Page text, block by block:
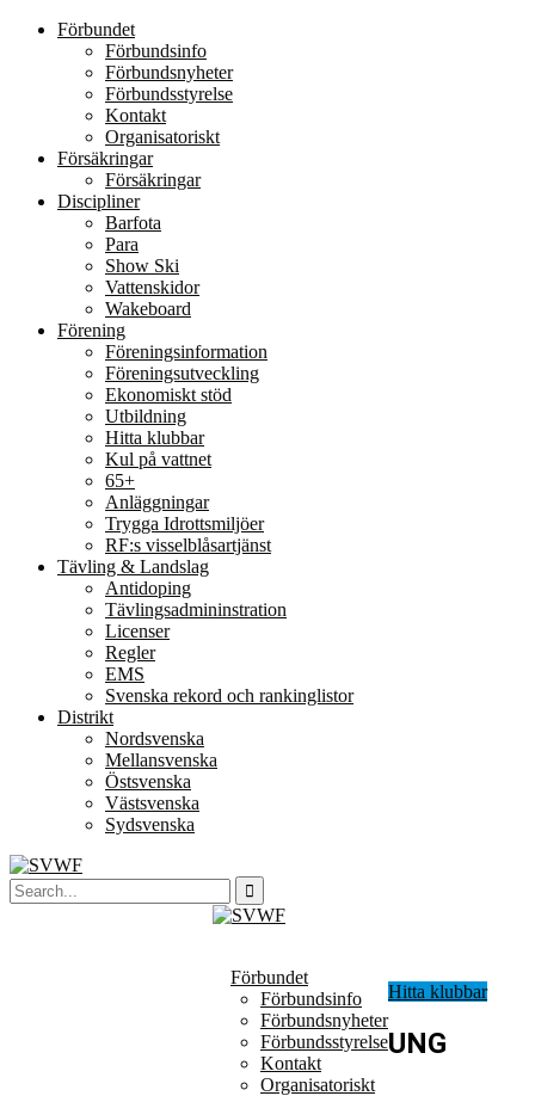
Förbundet
Förbundsinfo
Förbundsnyheter
Förbundsstyrelse
Kontakt
Organisatoriskt
Försäkringar
Försäkringar
Discipliner
Barfota
Para
Show Ski
Vattenskidor
Wakeboard
Förening
Föreningsinformation
Föreningsutveckling
Ekonomiskt stöd
Utbildning
Hitta klubbar
Kul på vattnet
65+
Anläggningar
Trygga Idrottsmiljöer
RF:s visselblåsartjänst
Tävling & Landslag
Antidoping
Tävlingsadmininstration
Licenser
Regler
EMS
Svenska rekord och rankinglistor
Distrikt
Nordsvenska
Mellansvenska
Östsvenska
Västsvenska
Sydsvenska
Förbundet
Förbundsinfo
Förbundsnyheter
Förbundsstyrelse
Kontakt
Organisatoriskt
Hitta klubbar
UNG